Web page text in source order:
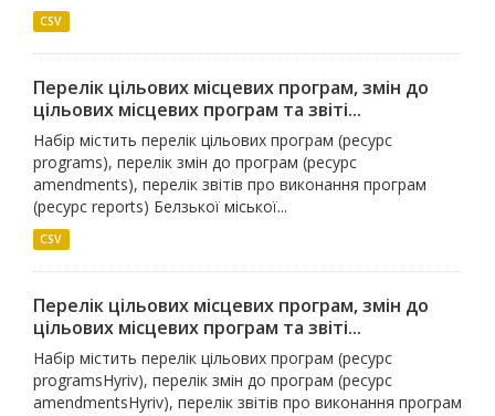
CSV
Перелік цільових місцевих програм, змін до
цільових місцевих програм та звіті...
Набір містить перелік цільових програм (ресурс
programs), перелік змін до програм (ресурс
amendments), перелік звітів про виконання програм
(ресурс reports) Белзької міської...
CSV
Перелік цільових місцевих програм, змін до
цільових місцевих програм та звіті...
Набір містить перелік цільових програм (ресурс
programsHyriv), перелік змін до програм (ресурс
amendmentsHyriv), перелік звітів про виконання програм